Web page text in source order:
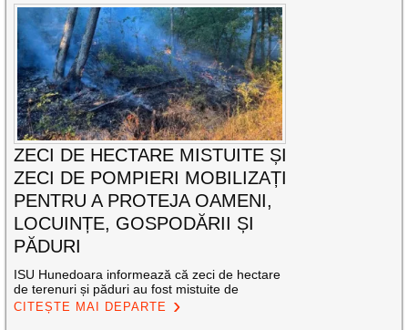
ZECI DE HECTARE MISTUITE ȘI
ZECI DE POMPIERI MOBILIZAȚI
PENTRU A PROTEJA OAMENI,
LOCUINȚE, GOSPODĂRII ȘI
PĂDURI
ISU Hunedoara informează că zeci de hectare
de terenuri și păduri au fost mistuite de
CITEȘTE MAI DEPARTE